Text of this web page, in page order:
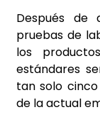
Después de
pruebas de
los
estándares
tan solo
de la actual